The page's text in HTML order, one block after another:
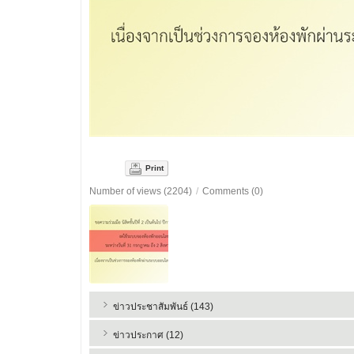
Print
Number of views (2204) / Comments (0)
ข่าวประชาสัมพันธ์ (143)
ข่าวประกาศ (12)